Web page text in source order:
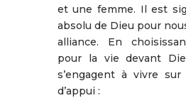
et une femme. Il est
absolu de Dieu pour
alliance. En
pour la vie devant
s’engagent à vivre
d’appui :